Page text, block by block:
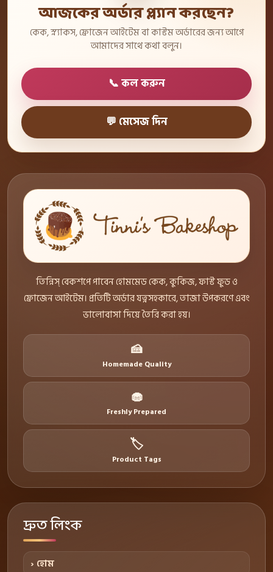
আজকের অর্ডার প্ল্যান করছেন?
কেক, স্ন্যাকস, ফ্রোজেন আইটেম বা কাস্টম অর্ডারের জন্য আগে
আমাদের সাথে কথা বলুন।
📞 কল করুন
💬 মেসেজ দিন
তিন্নিস্ বেকশপে পাবেন হোমমেড কেক, কুকিজ, ফাস্ট ফুড ও
ফ্রোজেন আইটেম। প্রতিটি অর্ডার যত্নসহকারে, তাজা উপকরণে এবং
ভালোবাসা দিয়ে তৈরি করা হয়।
🍰
Homemade Quality
🧁
Freshly Prepared
🏷️
Product Tags
দ্রুত লিংক
› হোম